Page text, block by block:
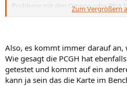
Probleme mit den Omega oder DNA
das mit den treibern auch nicht.
P.S kauf dir aber bloß keine
mit der Haltbarkeit der Lüfter.
Zum Vergrößern
Also, es kommt immer darauf an,
Wie gesagt die PCGH hat
getestet und kommt auf ein
kann ja sein das die Karte im